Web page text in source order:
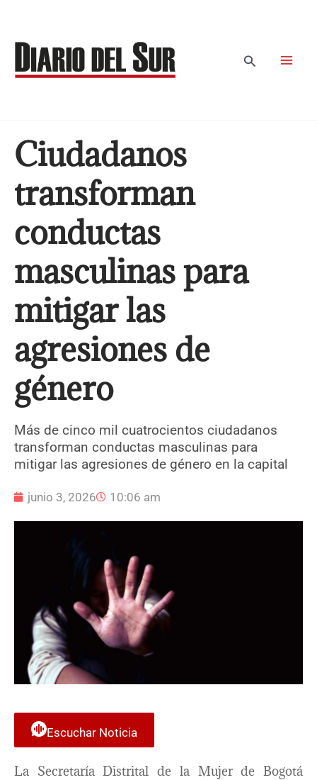
contenido
Buscar
Ciudadanos
transforman
conductas
masculinas para
mitigar las
agresiones de
género
Más de cinco mil cuatrocientos ciudadanos
transforman conductas masculinas para
mitigar las agresiones de género en la capital
junio 3, 2026 10:06 am
Escuchar Noticia
La Secretaría Distrital de la Mujer de Bogotá